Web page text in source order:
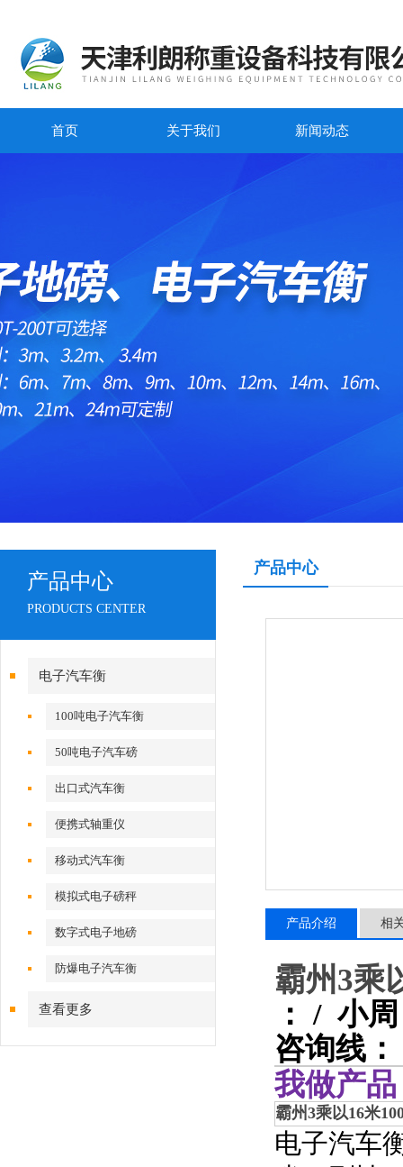
首页 关于我们 新闻动态
产品中心
PRODUCTS CENTER
电子汽车衡
100吨电子汽车衡
50吨电子汽车磅
出口式汽车衡
便携式轴重仪
移动式汽车衡
模拟式电子磅秤
数字式电子地磅
防爆电子汽车衡
查看更多
产品中心
产品介绍 相
霸州3乘
： / 小周
咨询线：
我做产
霸州3乘以16米
电子汽车